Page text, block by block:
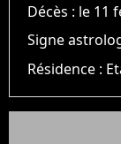
Décès : le 11
Signe
Résidence :